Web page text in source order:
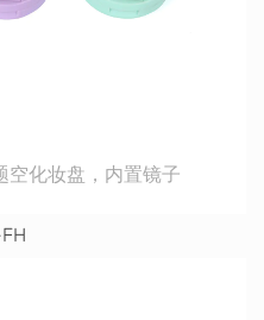
空化妆盘，内置镜子